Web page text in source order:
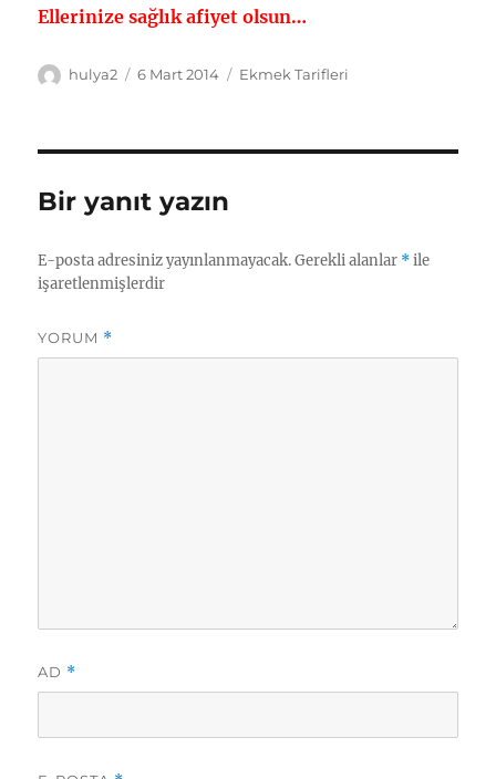
Ellerinize sağlık afiyet olsun…
Yazar
hulya2
Yayın
6 Mart 2014 Kategoriler
Ekmek Tarifleri
Bir yanıt yazın
E-posta adresiniz yayınlanmayacak. Gerekli alanlar *ile
işaretlenmişlerdir
YORUM *
AD *